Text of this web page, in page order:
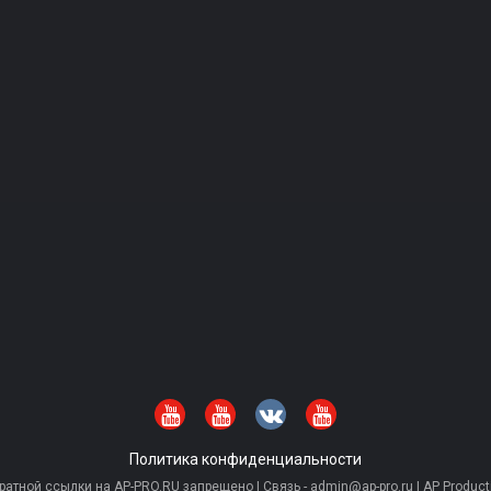
Политика конфиденциальности
ссылки на AP-PRO.RU запрещено | Связь - admin@ap-pro.ru | AP